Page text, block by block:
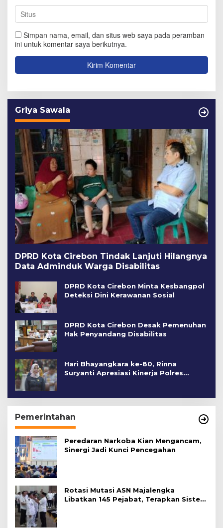
Simpan nama, email, dan situs web saya pada peramban
ini untuk komentar saya berikutnya.
Griya Sawala
DPRD Kota Cirebon Tindak Lanjuti Hilangnya
Data Adminduk Warga Disabilitas
DPRD Kota Cirebon Minta Kesbangpol
Deteksi Dini Kerawanan Sosial
DPRD Kota Cirebon Desak Pemenuhan
Hak Penyandang Disabilitas
Hari Bhayangkara ke-80, Rinna
Suryanti Apresiasi Kinerja Polres
Pemerintahan
Peredaran Narkoba Kian Mengancam,
Sinergi Jadi Kunci Pencegahan
Rotasi Mutasi ASN Majalengka
Libatkan 145 Pejabat, Terapkan Sistem